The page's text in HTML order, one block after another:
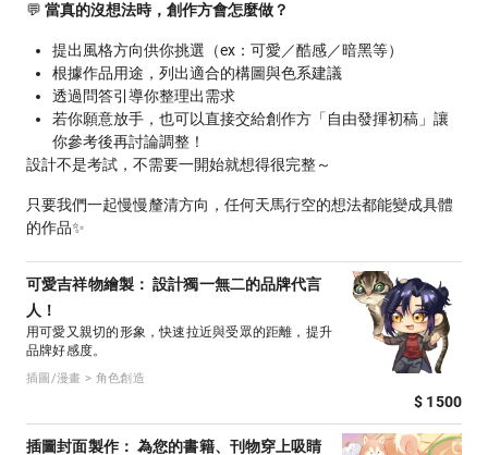
💬 當真的沒想法時，創作方會怎麼做？
提出風格方向供你挑選（ex：可愛／酷感／暗黑等）
根據作品用途，列出適合的構圖與色系建議
透過問答引導你整理出需求
若你願意放手，也可以直接交給創作方「自由發揮初稿」讓
你參考後再討論調整！
設計不是考試，不需要一開始就想得很完整～
只要我們一起慢慢釐清方向，任何天馬行空的想法都能變成具體
的作品✨
可愛吉祥物繪製： 設計獨一無二的品牌代言
人！
用可愛又親切的形象，快速拉近與受眾的距離，提升
品牌好感度。
插圖/漫畫 > 角色創造
$ 1500
插圖封面製作： 為您的書籍、刊物穿上吸睛